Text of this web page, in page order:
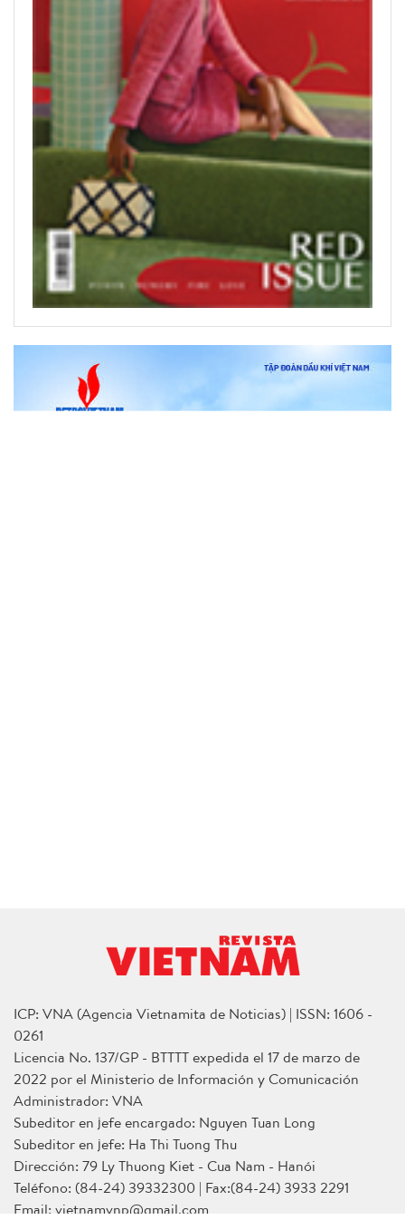
ICP: VNA (Agencia Vietnamita de Noticias) | ISSN: 1606 -
0261
Licencia No. 137/GP - BTTTT expedida el 17 de marzo de
2022 por el Ministerio de Información y Comunicación
Administrador: VNA
Subeditor en jefe encargado: Nguyen Tuan Long
Subeditor en jefe: Ha Thi Tuong Thu
Dirección: 79 Ly Thuong Kiet - Cua Nam - Hanói
Teléfono: (84-24) 39332300 | Fax:(84-24) 3933 2291
Email: vietnamvnp@gmail.com